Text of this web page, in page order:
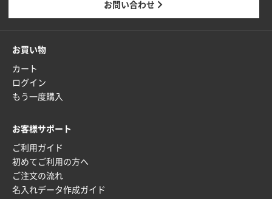
お問い合わせ
お買い物
カート
ログイン
もう一度購入
お客様サポート
ご利用ガイド
初めてご利用の方へ
ご注文の流れ
名入れデータ作成ガイド